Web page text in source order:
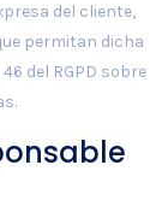
del cliente,
permitan dicha
del RGPD sobre